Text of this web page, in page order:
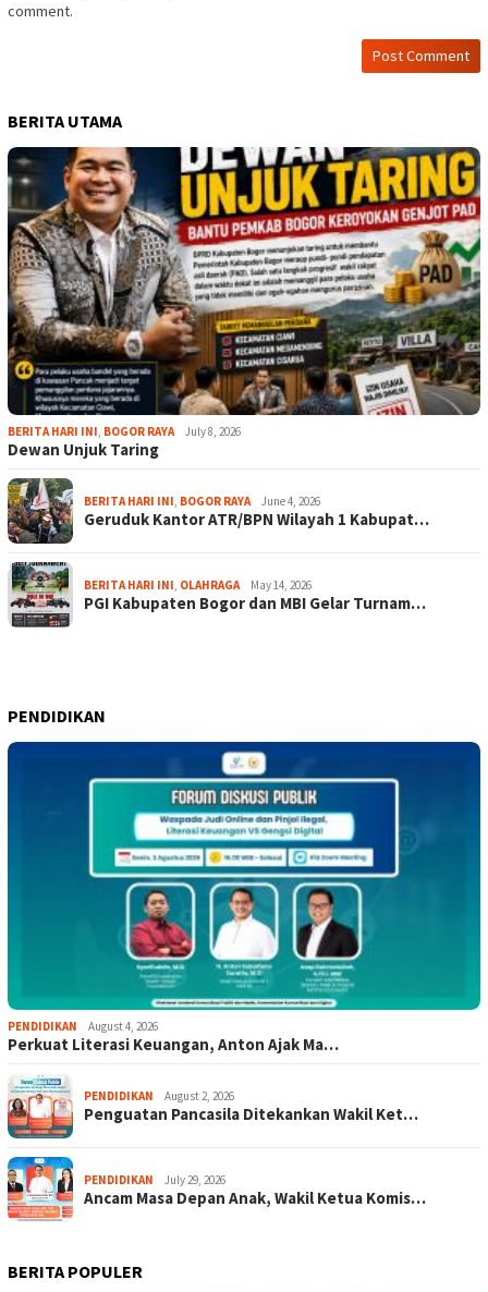
comment.
BERITA UTAMA
BERITA HARI INI, BOGOR RAYA July 8, 2026
Dewan Unjuk Taring
BERITA HARI INI, BOGOR RAYA June 4, 2026
Geruduk Kantor ATR/BPN Wilayah 1 Kabupat…
BERITA HARI INI, OLAHRAGA May 14, 2026
PGI Kabupaten Bogor dan MBI Gelar Turnam…
PENDIDIKAN
PENDIDIKAN August 4, 2026
Perkuat Literasi Keuangan, Anton Ajak Ma…
PENDIDIKAN August 2, 2026
Penguatan Pancasila Ditekankan Wakil Ket…
PENDIDIKAN July 29, 2026
Ancam Masa Depan Anak, Wakil Ketua Komis…
BERITA POPULER